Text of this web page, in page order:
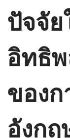
ปัจจั
อิทธิ
ของ
อังกฤ